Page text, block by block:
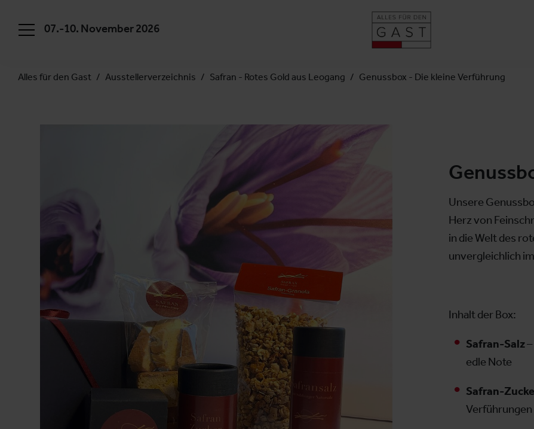
07.-10. November 2026
Alles für den Gast Ausstellerverzeichnis Safran - Rotes Gold aus Leogang Genussbox - Die kleine Verführung
Unsere
Herz von
in die Welt des
unvergleichlich
Inhalt der Box:
Safran-Salz
edle Note
Safran-
Verführungen